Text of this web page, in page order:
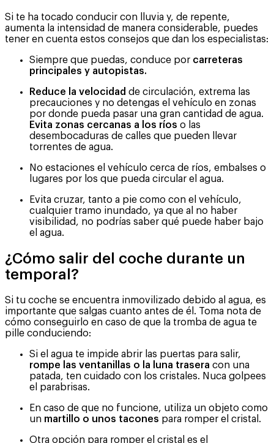
Si te ha tocado conducir con lluvia y, de repente,
aumenta la intensidad de manera considerable, puedes
tener en cuenta estos consejos que dan los especialistas:
Siempre que puedas, conduce por carreteras
principales y autopistas.
Reduce la velocidad de circulación, extrema las
precauciones y no detengas el vehículo en zonas
por donde pueda pasar una gran cantidad de agua.
Evita zonas cercanas a los ríos o las
desembocaduras de calles que pueden llevar
torrentes de agua.
No estaciones el vehículo cerca de ríos, embalses o
lugares por los que pueda circular el agua.
Evita cruzar, tanto a pie como con el vehículo,
cualquier tramo inundado, ya que al no haber
visibilidad, no podrías saber qué puede haber bajo
el agua.
¿Cómo salir del coche durante un
temporal?
Si tu coche se encuentra inmovilizado debido al agua, es
importante que salgas cuanto antes de él. Toma nota de
cómo conseguirlo en caso de que la tromba de agua te
pille conduciendo:
Si el agua te impide abrir las puertas para salir,
rompe las ventanillas o la luna trasera con una
patada, ten cuidado con los cristales. Nuca golpees
el parabrisas.
En caso de que no funcione, utiliza un objeto como
un martillo o unos tacones para romper el cristal.
Otra opción para romper el cristal es el